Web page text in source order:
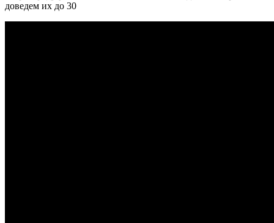
доведем их до 30